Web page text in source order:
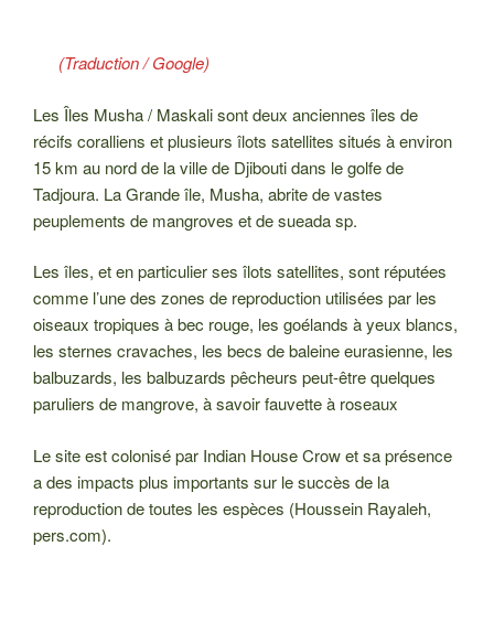
(Traduction / Google)
Les Îles Musha / Maskali sont deux anciennes îles de
récifs coralliens et plusieurs îlots satellites situés à environ
15 km au nord de la ville de Djibouti dans le golfe de
Tadjoura. La Grande île, Musha, abrite de vastes
peuplements de mangroves et de sueada sp.
Les îles, et en particulier ses îlots satellites, sont réputées
comme l’une des zones de reproduction utilisées par les
oiseaux tropiques à bec rouge, les goélands à yeux blancs,
les sternes cravaches, les becs de baleine eurasienne, les
balbuzards, les balbuzards pêcheurs peut-être quelques
paruliers de mangrove, à savoir fauvette à roseaux
Le site est colonisé par Indian House Crow et sa présence
a des impacts plus importants sur le succès de la
reproduction de toutes les espèces (Houssein Rayaleh,
pers.com).